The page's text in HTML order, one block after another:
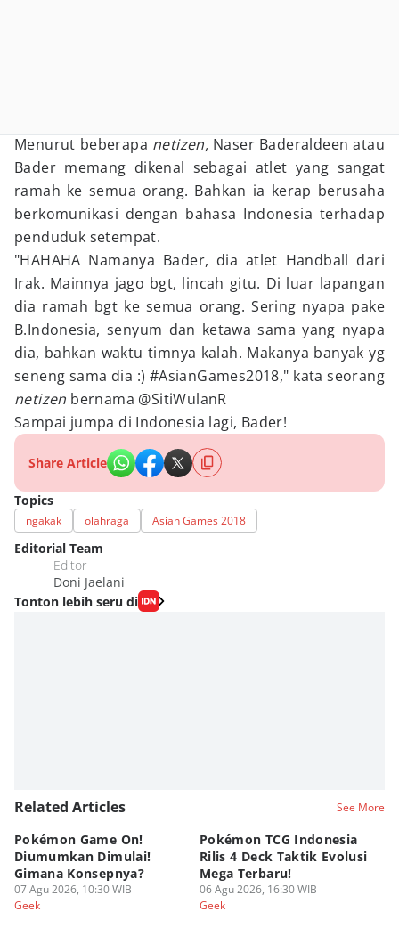
Menurut beberapa netizen, Naser Baderaldeen atau
Bader memang dikenal sebagai atlet yang sangat
ramah ke semua orang. Bahkan ia kerap berusaha
berkomunikasi dengan bahasa Indonesia terhadap
penduduk setempat.
"HAHAHA Namanya Bader, dia atlet Handball dari
Irak. Mainnya jago bgt, lincah gitu. Di luar lapangan
dia ramah bgt ke semua orang. Sering nyapa pake
B.Indonesia, senyum dan ketawa sama yang nyapa
dia, bahkan waktu timnya kalah. Makanya banyak yg
seneng sama dia :) #AsianGames2018," kata seorang
netizen bernama @SitiWulanR
Sampai jumpa di Indonesia lagi, Bader!
Share Article
Topics
ngakak olahraga Asian Games 2018
Editorial Team
Editor
Doni Jaelani
Tonton lebih seru di
Related Articles See More
Pokémon Game On!
Diumumkan Dimulai!
Gimana Konsepnya?
07 Agu 2026, 10:30 WIB
Geek
Pokémon TCG Indonesia
Rilis 4 Deck Taktik Evolusi
Mega Terbaru!
06 Agu 2026, 16:30 WIB
Geek